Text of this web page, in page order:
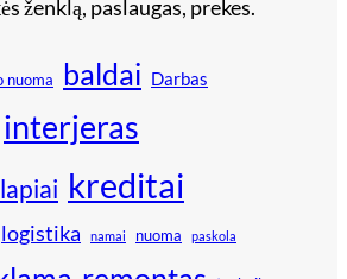
ženklą, paslaugas, prekes.
nuoma baldai Darbas
interjeras
kreditai
logistika namai nuoma paskola